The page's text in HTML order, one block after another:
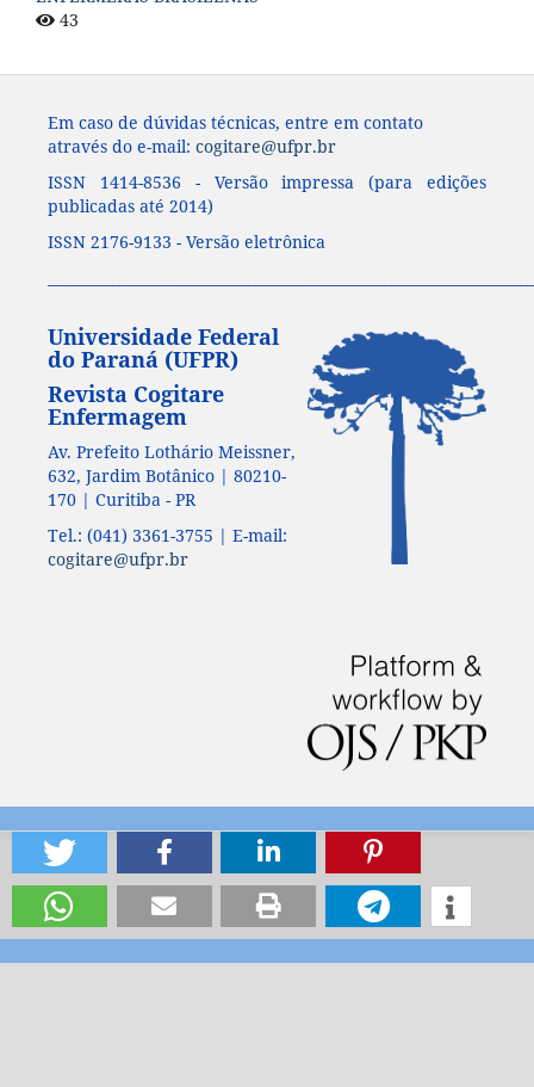
43
Em caso de dúvidas técnicas, entre em contato
através do e-mail: cogitare@ufpr.br
ISSN 1414-8536 - Versão impressa (para edições
publicadas até 2014)
ISSN 2176-9133 - Versão eletrônica
Universidade Federal
do Paraná (UFPR)
Revista Cogitare
Enfermagem
Av. Prefeito Lothário Meissner,
632, Jardim Botânico | 80210-
170 | Curitiba - PR
Tel.: (041) 3361-3755 | E-mail:
cogitare@ufpr.br